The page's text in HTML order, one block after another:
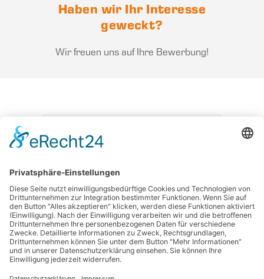
Haben wir Ihr Interesse
geweckt?
Wir freuen uns auf Ihre Bewerbung!
BEWERBEN
ELFLEIN Holding GmbH | Regnitzstraße 18b |
96052 Bamberg